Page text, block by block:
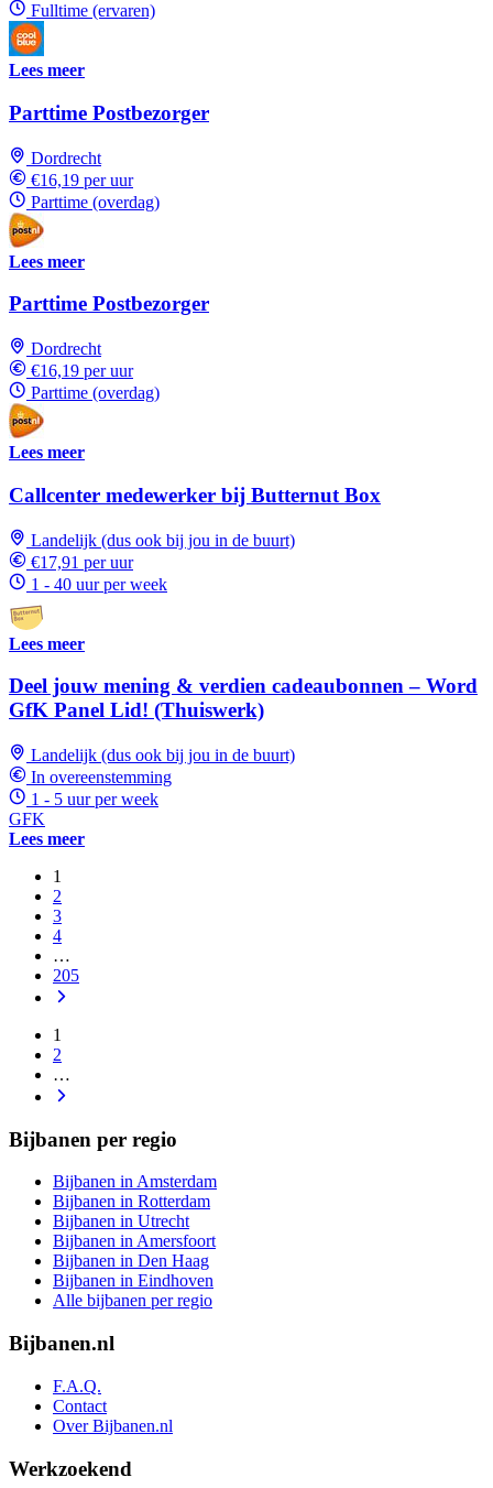
Fulltime (ervaren)
Lees meer
Parttime Postbezorger
Dordrecht
€16,19 per uur
Parttime (overdag)
Lees meer
Parttime Postbezorger
Dordrecht
€16,19 per uur
Parttime (overdag)
Lees meer
Callcenter medewerker bij Butternut Box
Landelijk (dus ook bij jou in de buurt)
€17,91 per uur
1 - 40 uur per week
Lees meer
Deel jouw mening & verdien cadeaubonnen – Word
GfK Panel Lid! (Thuiswerk)
Landelijk (dus ook bij jou in de buurt)
In overeenstemming
1 - 5 uur per week
GFK
Lees meer
1
2
3
4
…
205
1
2
…
Bijbanen per regio
Bijbanen in Amsterdam
Bijbanen in Rotterdam
Bijbanen in Utrecht
Bijbanen in Amersfoort
Bijbanen in Den Haag
Bijbanen in Eindhoven
Alle bijbanen per regio
Bijbanen.nl
F.A.Q.
Contact
Over Bijbanen.nl
Werkzoekend